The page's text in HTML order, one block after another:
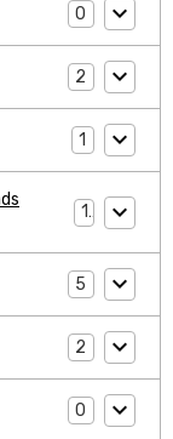
0
2
1
1
5
2
0